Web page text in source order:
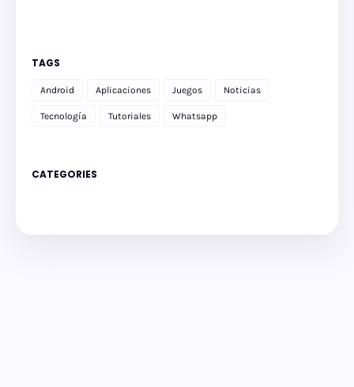
TAGS
Android Aplicaciones Juegos Noticias
Tecnología Tutoriales Whatsapp
CATEGORIES